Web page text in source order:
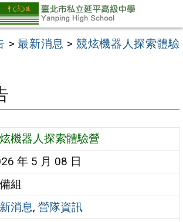
>最新消息 > 競炫機器人探索體驗
機器人探索體驗營
年 5 月 08 日
組
消息,營隊資訊